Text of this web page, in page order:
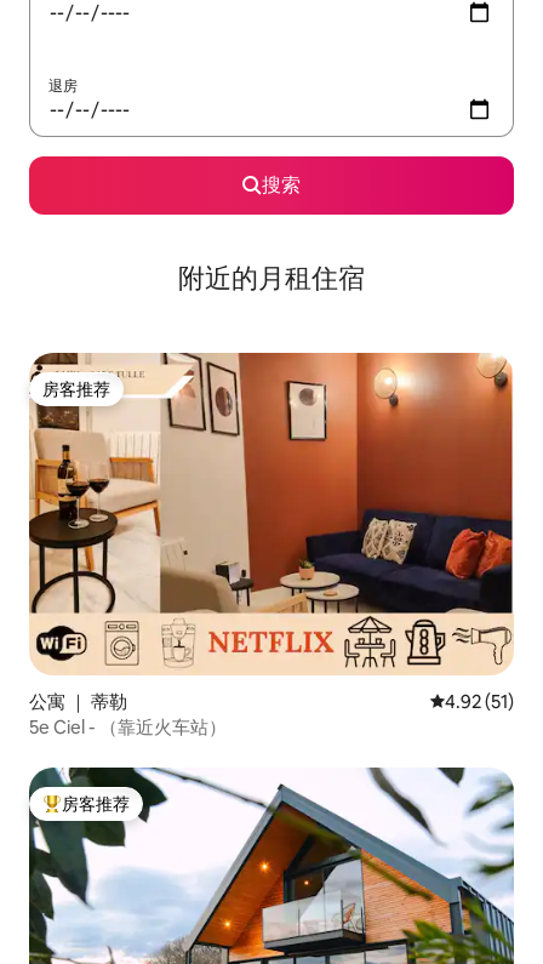
退房
搜索
附近的月租住宿
房客推荐
房客推荐
公寓 ｜ 蒂勒 平均评分
4.92 (51)
5e Ciel - （靠近火车站）
热门「房客推荐」
房客推荐